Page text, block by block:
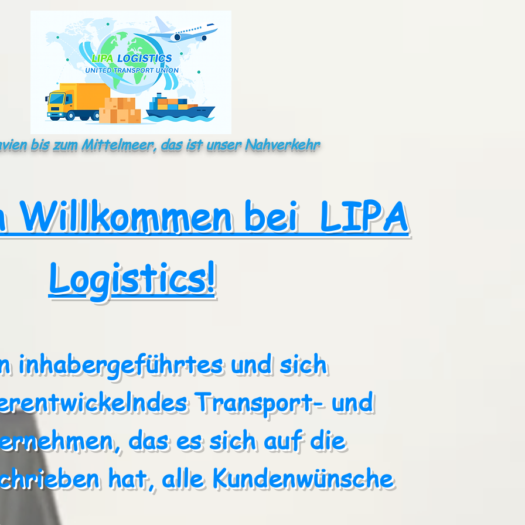
bis zum Mittelmeer, das ist unser Nahverkehr
Willkommen bei LIPA
Logistics!
inhabergeführtes und sich
Transport- und
das es sich auf die
hat, alle Kundenwünsche